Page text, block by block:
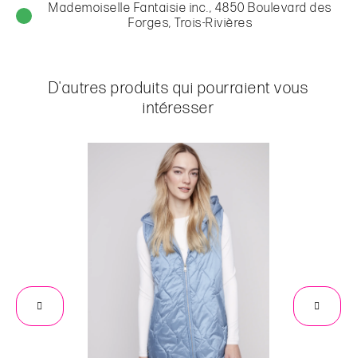
Mademoiselle Fantaisie inc., 4850 Boulevard des
Forges, Trois-Rivières
D'autres produits qui pourraient vous
intéresser